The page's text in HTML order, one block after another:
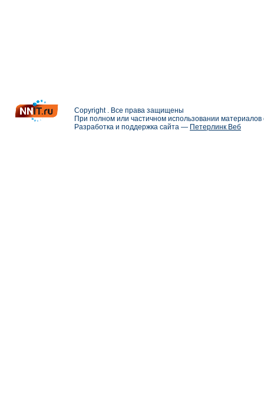
Copyright . Все права защищены
При полном или частичном использовании
Разработка и поддержка сайта — Петерлинк Веб